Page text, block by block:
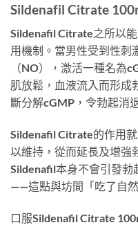
Sildenafil Citrate
Sildenafil Citrate之所以
用機制。當男性受到性刺
（NO），激活一種名為
肌放鬆，血液流入而形成
斷分解cGMP，令勃起消
Sildenafil Citrate的作用
以維持，從而延長及增強
Sildenafil本身不會引發勃
——這點與坊間「吃了自
口服Sildenafil Citrate